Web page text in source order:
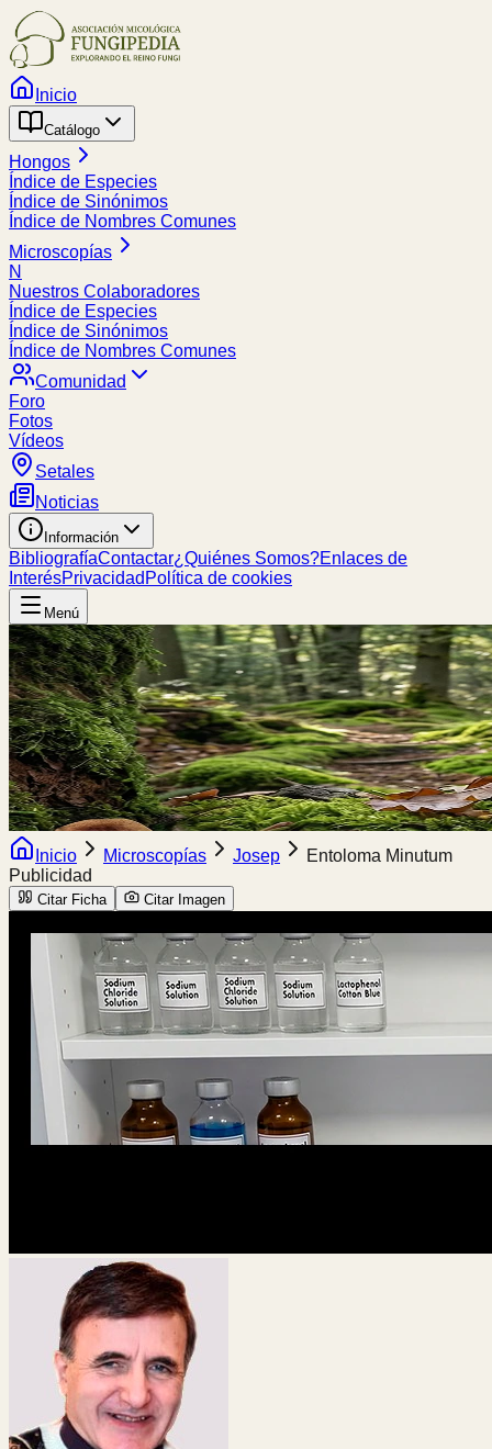
Inicio
Catálogo
Hongos
Índice de Especies
Índice de Sinónimos
Índice de Nombres Comunes
Microscopías
N
Nuestros Colaboradores
Índice de Especies
Índice de Sinónimos
Índice de Nombres Comunes
Comunidad
Foro
Fotos
Vídeos
Setales
Noticias
Información
BibliografíaContactar¿Quiénes Somos?Enlaces de
InterésPrivacidad Política de cookies
Menú
Inicio Microscopías Josep
Entoloma Minutum
Publicidad
Citar Ficha Citar Imagen